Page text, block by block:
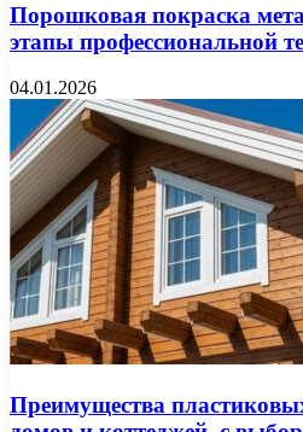
Порошковая покраска
этапы профессиональной
04.01.2026
Преимущества